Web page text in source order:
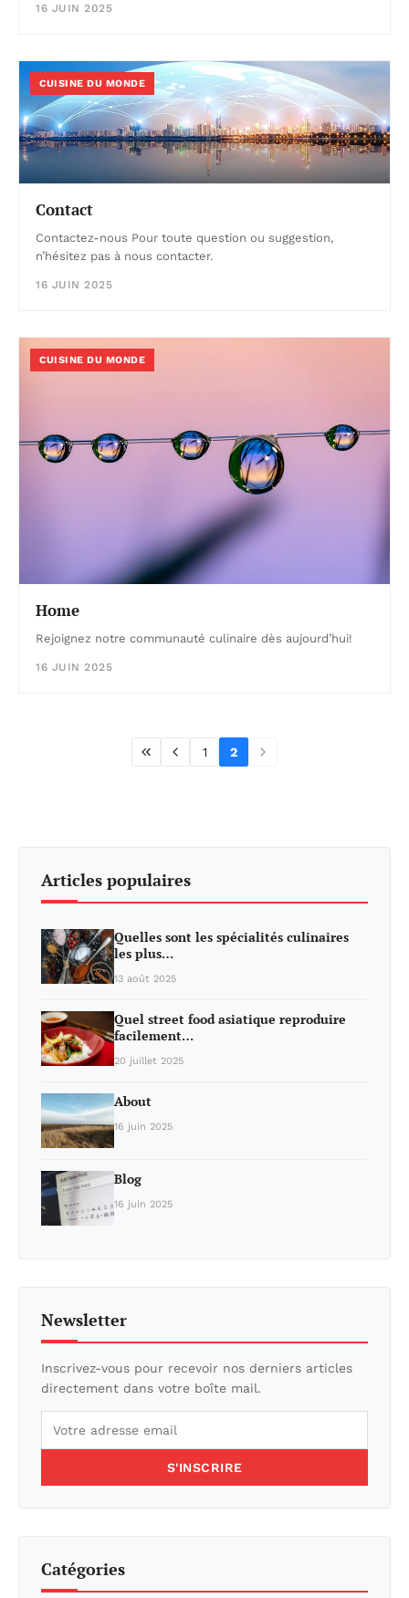
16 JUIN 2025
CUISINE DU MONDE
Contact
Contactez-nous Pour toute question ou suggestion,
n’hésitez pas à nous contacter.
16 JUIN 2025
CUISINE DU MONDE
Home
Rejoignez notre communauté culinaire dès aujourd’hui!
16 JUIN 2025
1 2
Articles populaires
Quelles sont les spécialités culinaires
les plus…
13 août 2025
Quel street food asiatique reproduire
facilement…
20 juillet 2025
About
16 juin 2025
Blog
16 juin 2025
Newsletter
Inscrivez-vous pour recevoir nos derniers articles
directement dans votre boîte mail.
S'INSCRIRE
Catégories